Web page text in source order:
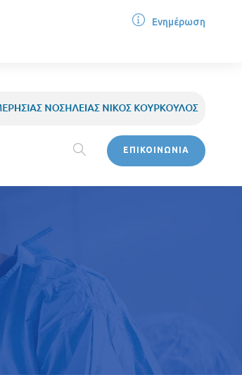
Ενημέρωση
ΕΠΙΚΟΙΝΩΝΙΑ